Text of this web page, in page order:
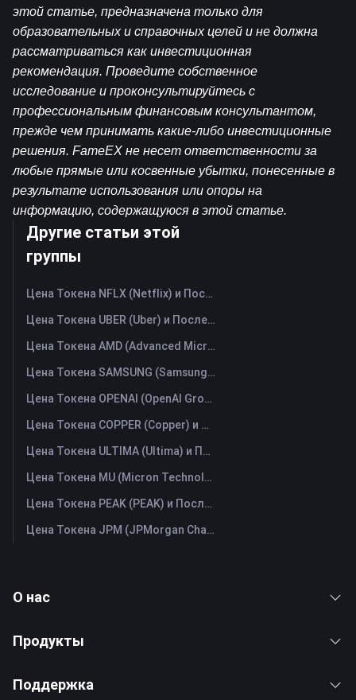
этой статье, предназначена только для
образовательных и справочных целей и не должна
рассматриваться как инвестиционная
рекомендация. Проведите собственное
исследование и проконсультируйтесь с
профессиональным финансовым консультантом,
прежде чем принимать какие-либо инвестиционные
решения. FameEX не несет ответственности за
любые прямые или косвенные убытки, понесенные в
результате использования или опоры на
информацию, содержащуюся в этой статье.
Другие статьи этой
группы
Цена Токена NFLX (Netflix) и Последний График в Реальном Времени
Цена Токена UBER (Uber) и Последний График в Реальном Времени
Цена Токена AMD (Advanced Micro Devices) и Последний График в Реальном Времени
Цена Токена SAMSUNG (Samsung Electronics Co., Ltd) и Последний График в Реальном Времени
Цена Токена OPENAI (OpenAI Group PBC) и Последний График в Реальном Времени
Цена Токена COPPER (Copper) и Последний График в Реальном Времени
Цена Токена ULTIMA (Ultima) и Последний График в Реальном Времени
Цена Токена MU (Micron Technology) и Последний График в Реальном Времени
Цена Токена PEAK (PEAK) и Последний График в Реальном Времени
Цена Токена JPM (JPMorgan Chase) и Последний График в Реальном Времени
О нас
Продукты
Поддержка